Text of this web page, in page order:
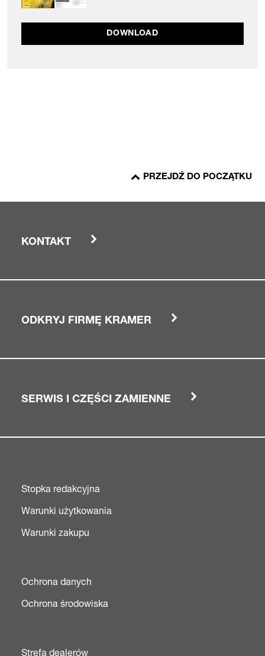
DOWNLOAD
PRZEJDŹ DO POCZĄTKU
KONTAKT
ODKRYJ FIRMĘ KRAMER
SERWIS I CZĘŚCI ZAMIENNE
Stopka redakcyjna
Warunki użytkowania
Warunki zakupu
Ochrona danych
Ochrona środowiska
Strefa dealerów